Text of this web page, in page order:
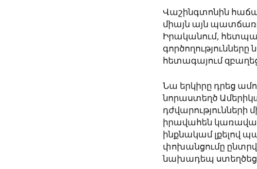
Վաշինգտոնին
միայն այն
Իրականում,
հետագայում
Նա երկիրը դրեց
նորաստեղծ
դժվարությունների
իրավահեն
ինքնակամ լքելով
փոխանցումը
նախադեպ